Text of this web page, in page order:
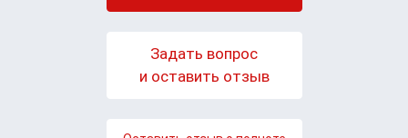
Задать вопрос
и оставить отзыв